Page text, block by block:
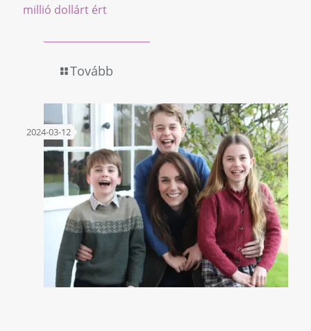
millió dollárt ért
Tovább
2024-03-12